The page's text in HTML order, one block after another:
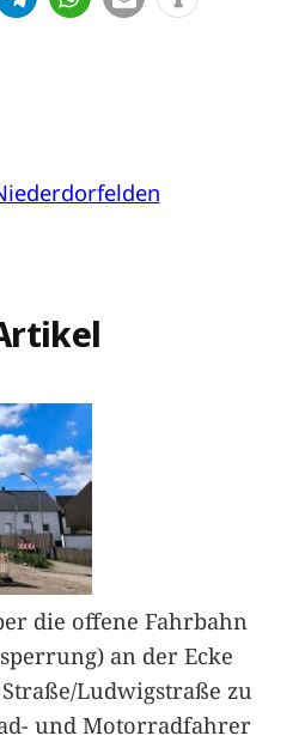
die offene Fahrbahn
an der Ecke
Ludwigstraße zu
und Motorradfahrer